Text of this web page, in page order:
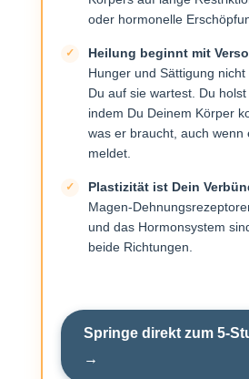
Hunger als „Erfolg“,
Annas Frage: „Bist Du satt
weiteressen?“
Vom Verlust zum
Sättigung als emotionaler
Wieder Sättigung spüren
Wiederaufbau-Plan
oder hormonelle
Heilung beginnt mit
Hunger und Sättigung
Du auf sie wartest. Du holst
indem Du Deinem Körper
was er braucht, auch wenn
meldet.
Plastizität ist Dein
Magen-
und das Hormonsystem
beide Richtungen.
Springe direkt zum 5-
→